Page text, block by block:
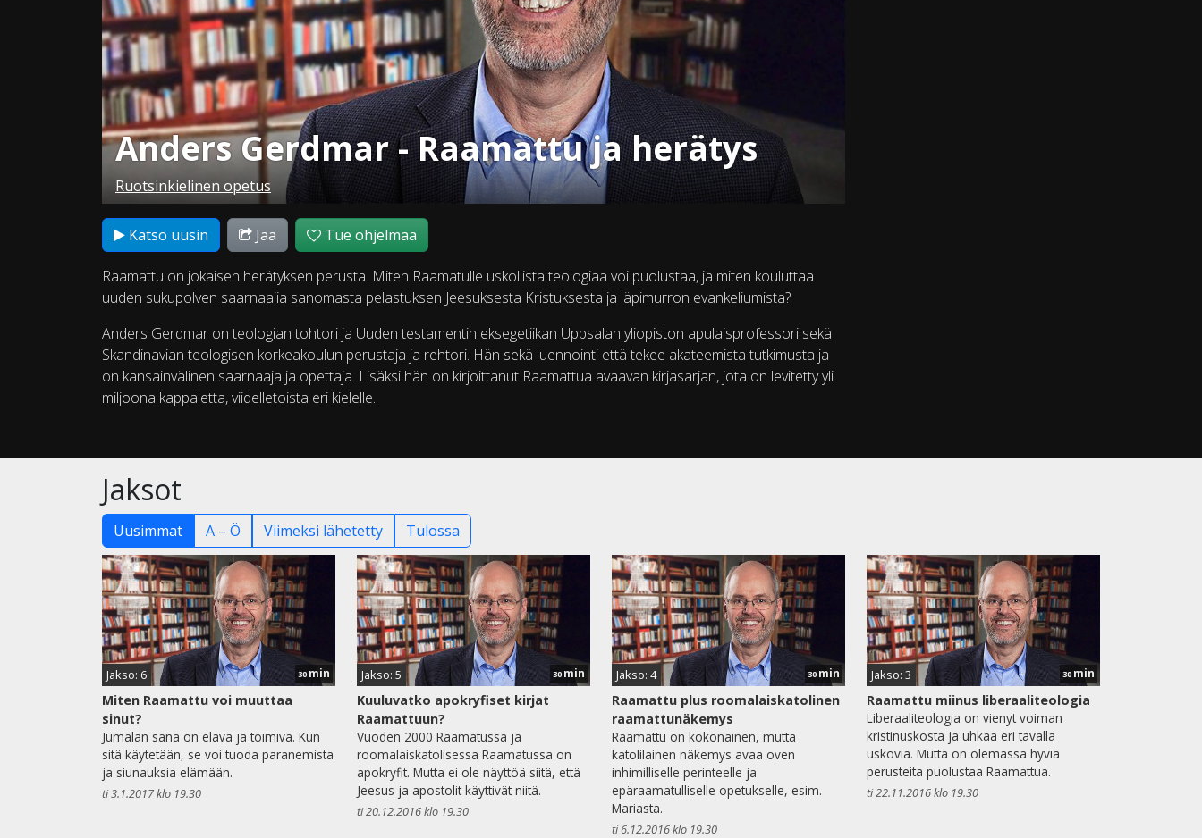
Anders Gerdmar - Raamattu ja herätys
Ruotsinkielinen opetus
Katso uusin Jaa Tue ohjelmaa
Raamattu on jokaisen herätyksen perusta. Miten Raamatulle uskollista teologiaa voi puolustaa, ja miten kouluttaa
uuden sukupolven saarnaajia sanomasta pelastuksen Jeesuksesta Kristuksesta ja läpimurron evankeliumista?
Anders Gerdmar on teologian tohtori ja Uuden testamentin eksegetiikan Uppsalan yliopiston apulaisprofessori sekä
Skandinavian teologisen korkeakoulun perustaja ja rehtori. Hän sekä luennointi että tekee akateemista tutkimusta ja
on kansainvälinen saarnaaja ja opettaja. Lisäksi hän on kirjoittanut Raamattua avaavan kirjasarjan, jota on levitetty yli
miljoona kappaletta, viidelletoista eri kielelle.
Jaksot
Uusimmat A – Ö Viimeksi lähetetty Tulossa
Jakso: 6 30 min
Miten Raamattu voi muuttaa
sinut?
Jumalan sana on elävä ja toimiva. Kun
sitä käytetään, se voi tuoda paranemista
ja siunauksia elämään.
ti 3.1.2017 klo 19.30
Jakso: 5 30 min
Kuuluvatko apokryfiset kirjat
Raamattuun?
Vuoden 2000 Raamatussa ja
roomalaiskatolisessa Raamatussa on
apokryfit. Mutta ei ole näyttöä siitä, että
Jeesus ja apostolit käyttivät niitä.
ti 20.12.2016 klo 19.30
Jakso: 4 30 min
Raamattu plus roomalaiskatolinen
raamattunäkemys
Raamattu on kokonainen, mutta
katolilainen näkemys avaa oven
inhimilliselle perinteelle ja
epäraamatulliselle opetukselle, esim.
Mariasta.
ti 6.12.2016 klo 19.30
Jakso: 3 30 min
Raamattu miinus liberaaliteologia
Liberaaliteologia on vienyt voiman
kristinuskosta ja uhkaa eri tavalla
uskovia. Mutta on olemassa hyviä
perusteita puolustaa Raamattua.
ti 22.11.2016 klo 19.30